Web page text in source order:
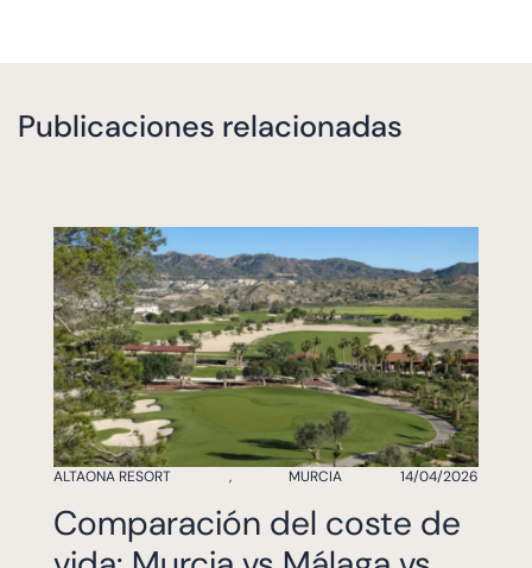
Publicaciones relacionadas
ALTAONA RESORT , MURCIA 14/04/2026
Comparación del coste de